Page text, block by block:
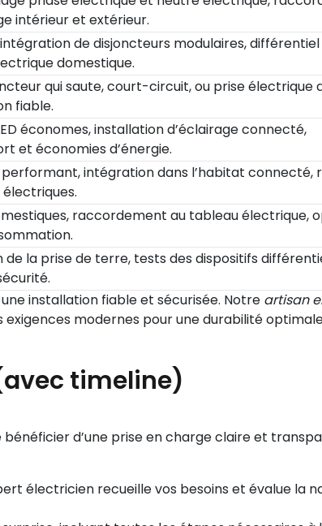
intérieur et extérieur.
de disjoncteurs modulaires,
domestique.
qui saute, court-circuit, ou prise électrique
fiable.
économes, installation d’éclairage connecté,
et économies d’énergie.
intégration dans l’habitat connecté,
raccordement au tableau électrique,
la prise de terre, tests des dispositifs
installation fiable et sécurisée. Notre artisan
modernes pour une durabilité
timeline)
bénéficier d’une prise en charge claire et
électricien recueille vos besoins et évalue la